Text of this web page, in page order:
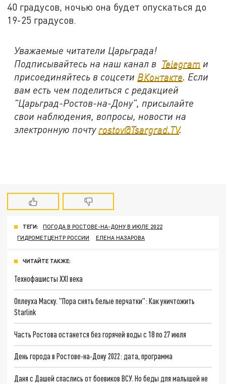
40 градусов, ночью она будет опускаться до
19-25 градусов.
Уважаемые читатели Царьграда!
Подписывайтесь на наш канал в Telegram и
присоединяйтесь в соцсети ВКонтакте . Если
вам есть чем поделиться с редакцией
"Царьград-Ростов-на-Дону", присылайте
свои наблюдения, вопросы, новости на
электронную почту rostov@Tsargrad.ТV.
ТЕГИ:
ПОГОДА В РОСТОВЕ-НА-ДОНУ В ИЮЛЕ 2022
ГИДРОМЕТЦЕНТР РОССИИ
ЕЛЕНА НАЗАРОВА
ЧИТАЙТЕ ТАКЖЕ:
Технофашисты XXI века
Оплеуха Маску. "Пора снять белые перчатки": Как уничтожить
Starlink
Часть Ростова останется без горячей воды с 18 по 27 июля
День города в Ростове-на-Дону 2022: дата, программа
Даня с Дашей спаслись от боевиков ВСУ. Но беды для малышей не